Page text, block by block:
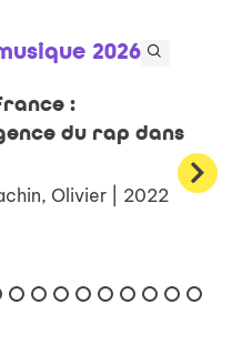
2026
:
du rap dans
Olivier | 2022